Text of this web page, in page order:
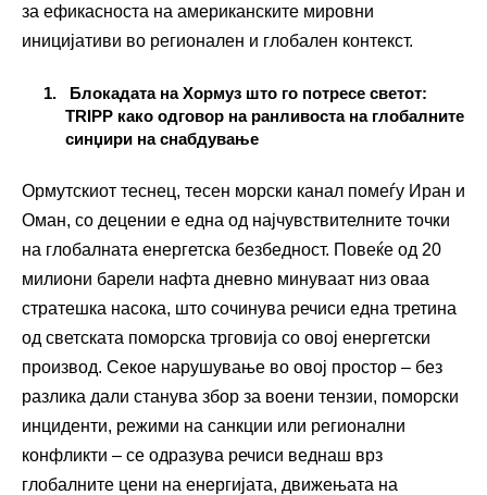
за ефикасноста на американските мировни
иницијативи во регионален и глобален контекст.
Блокадата на Хормуз што го потресе светот:
TRIPP како одговор на ранливоста на глобалните
синџири на снабдување
Ормутскиот теснец, тесен морски канал помеѓу Иран и
Оман, со децении е една од најчувствителните точки
на глобалната енергетска безбедност. Повеќе од 20
милиони барели нафта дневно минуваат низ оваа
стратешка насока, што сочинува речиси една третина
од светската поморска трговија со овој енергетски
производ. Секое нарушување во овој простор – без
разлика дали станува збор за воени тензии, поморски
инциденти, режими на санкции или регионални
конфликти – се одразува речиси веднаш врз
глобалните цени на енергијата, движењата на